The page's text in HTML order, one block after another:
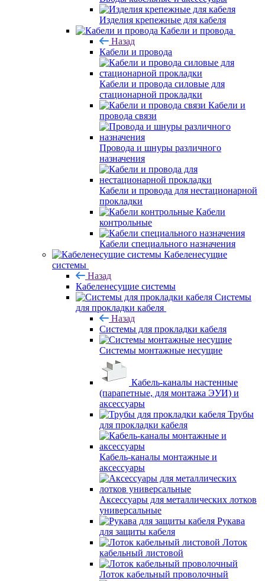
Изделия крепежные для кабеля
Кабели и провода
Назад
Кабели и провода
Кабели и провода силовые для
стационарной прокладки
Кабели и
провода связи
Провода и шнуры различного
назначения
Кабели и провода для нестационарной
прокладки
Кабели
контрольные
Кабели специального назначения
Кабеленесущие
системы
Назад
Кабеленесущие системы
Системы
для прокладки кабеля
Назад
Системы для прокладки кабеля
Системы монтажные несущие
Кабель-каналы настенные
(парапетные, для монтажа ЭУИ) и
аксессуары
Трубы
для прокладки кабеля
Кабель-каналы монтажные и
аксессуары
Аксессуары для металлических лотков
универсальные
Рукава
для защиты кабеля
Лоток
кабельный листовой
Лоток кабельный проволочный